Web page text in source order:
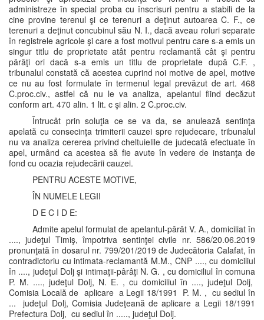
administreze în special proba cu înscrisuri pentru a stabili de la
cine provine terenul şi ce terenuri a deţinut autoarea C. F., ce
terenuri a deţinut concubinul său N. I., dacă aveau roluri separate
în registrele agricole şi care a fost motivul pentru care s-a emis un
singur titlu de proprietate atât pentru reclamantă cât şi pentru
pârâţi ori dacă s-a emis un titlu de proprietate după C.F. ,
tribunalul constată că acestea cuprind noi motive de apel, motive
ce nu au fost formulate în termenul legal prevăzut de art. 468
C.proc.civ., astfel că nu le va analiza, apelantul fiind decăzut
conform art. 470 alin. 1 lit. c şi alin. 2 C.proc.civ.
Întrucât prin soluţia ce se va da, se anulează sentinţa
apelată cu consecinţa trimiterii cauzei spre rejudecare, tribunalul
nu va analiza cererea privind cheltuielile de judecată efectuate în
apel, urmând ca acestea să fie avute în vedere de instanţa de
fond cu ocazia rejudecării cauzei.
PENTRU ACESTE MOTIVE,
ÎN NUMELE LEGII
D E C I D E:
Admite apelul formulat de apelantul-pârât V. A., domiciliat în
...., judeţul Timiş, împotriva sentinţei civile nr. 586/20.06.2019
pronunţată în dosarul nr. 799/201/2019 de Judecătoria Calafat, în
contradictoriu cu intimata-reclamantă M.M., CNP ...., cu domiciliul
în ...., judeţul Dolj şi intimaţii-pârâţi N. G. , cu domiciliul în comuna
P. M. ...., judeţul Dolj, N. E. , cu domiciliul în ...., judeţul Dolj,
Comisia Locală de aplicare a Legii 18/1991 P. M. , cu sediul în
... judeţul Dolj, Comisia Judeţeană de aplicare a Legii 18/1991
Prefectura Dolj, cu sediul în ....., judeţul Dolj.